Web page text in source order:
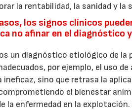
la rentabilidad, la sanidad y
los signos clínicos
no afinar en el
un diagnóstico etiológico de
por ejemplo, el uso
ineficaz, sino que retrasa la
el bienestar
la enfermedad en la